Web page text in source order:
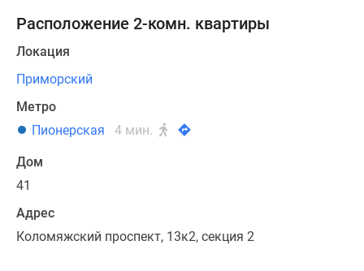
Расположение 2-комн. квартиры
Локация
Приморский
Метро
Пионерская
4 мин.
Дом
41
Адрес
Коломяжский проспект, 13к2, секция 2